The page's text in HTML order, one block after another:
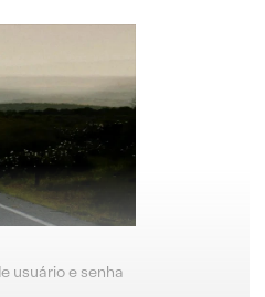
usuário e senha